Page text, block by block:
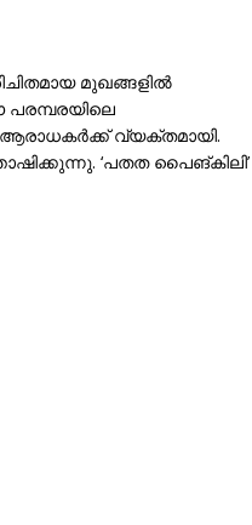
മുഖങ്ങളിൽ
ആരാധകർക്ക് വ്യക്തമായി.
‘പതത പൈങ്‌കിലി’